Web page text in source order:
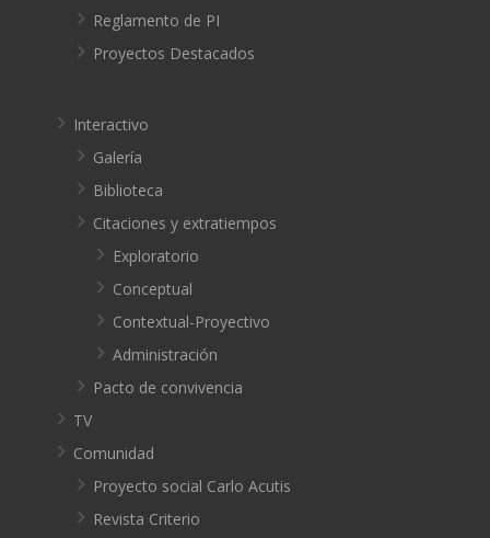
Reglamento de PI
Proyectos Destacados
Interactivo
Galería
Biblioteca
Citaciones y extratiempos
Exploratorio
Conceptual
Contextual-Proyectivo
Administración
Pacto de convivencia
TV
Comunidad
Proyecto social Carlo Acutis
Revista Criterio